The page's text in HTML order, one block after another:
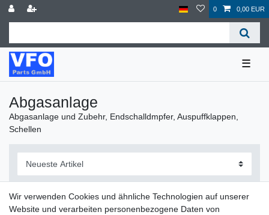
0 0,00 EUR
☰
Abgasanlage
Abgasanlage und Zubehr, Endschalldmpfer, Auspuffklappen,
Schellen
Wir verwenden Cookies und ähnliche Technologien auf unserer
Website und verarbeiten personenbezogene Daten von